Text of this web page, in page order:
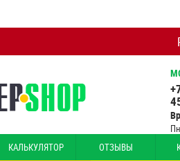
КАЛЬКУЛЯТОР ОТЗЫВЫ